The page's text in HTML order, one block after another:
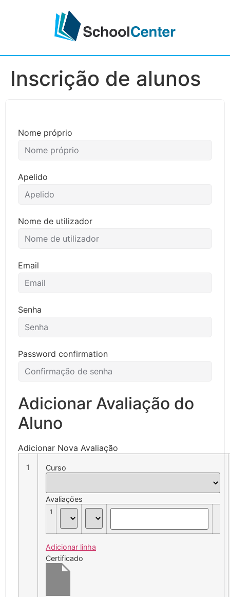
Inscrição de alunos
Nome próprio
Apelido
Nome de utilizador
Email
Senha
Password confirmation
Adicionar Avaliação do
Aluno
Adicionar Nova Avaliação
1 Curso
Avaliações
1
Adicionar linha
Certificado